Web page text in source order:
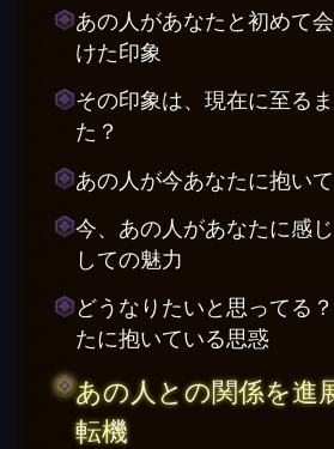
あの人があなたと初めて
けた印象
その印象は、現在に至る
た？
あの人が今あなたに抱い
今、あの人があなたに感
しての魅力
どうなりたいと思ってる
たに抱いている思惑
あの人との関係を進
転機